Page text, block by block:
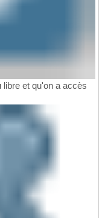
libre et qu'on a accès